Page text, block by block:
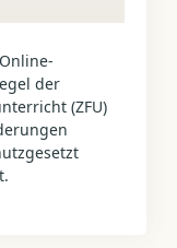
der
(ZFU)